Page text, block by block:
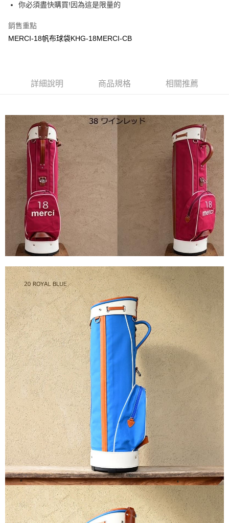
你必須盡快購買!因為這是限量的
銷售重點
MERCI-18帆布球袋KHG-18MERCI-CB
詳細說明 商品規格 相關推薦